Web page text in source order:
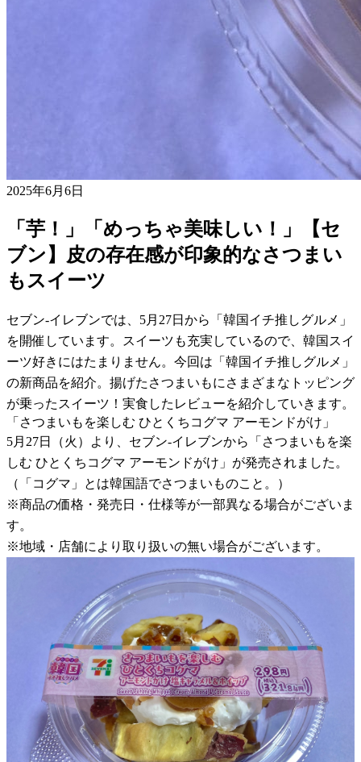
2025年6月6日
「芋！」「めっちゃ美味しい！」【セ
ブン】皮の存在感が印象的なさつまい
もスイーツ
セブン-イレブンでは、5月27日から「韓国イチ推しグルメ」
を開催しています。スイーツも充実しているので、韓国スイ
ーツ好きにはたまりません。今回は「韓国イチ推しグルメ」
の新商品を紹介。揚げたさつまいもにさまざまなトッピング
が乗ったスイーツ！実食したレビューを紹介していきます。
「さつまいもを楽しむ ひとくちコグマ アーモンドがけ」
5月27日（火）より、セブン-イレブンから「さつまいもを楽
しむ ひとくちコグマ アーモンドがけ」が発売されました。
（「コグマ」とは韓国語でさつまいものこと。）
※商品の価格・発売日・仕様等が一部異なる場合がございま
す。
※地域・店舗により取り扱いの無い場合がございます。